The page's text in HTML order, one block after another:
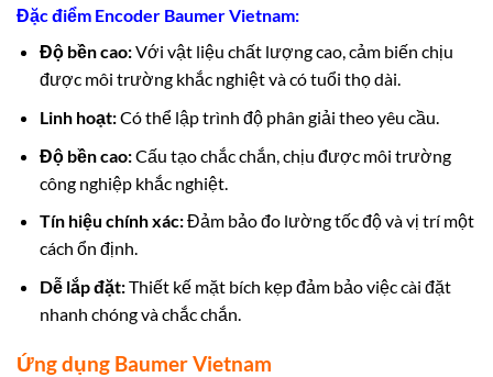
Đặc điểm Encoder Baumer Vietnam:
Độ bền cao:Với vật liệu chất lượng cao, cảm biến chịu
được môi trường khắc nghiệt và có tuổi thọ dài.
Linh hoạt:Có thể lập trình độ phân giải theo yêu cầu.
Độ bền cao:Cấu tạo chắc chắn, chịu được môi trường
công nghiệp khắc nghiệt.
Tín hiệu chính xác:Đảm bảo đo lường tốc độ và vị trí một
cách ổn định.
Dễ lắp đặt:Thiết kế mặt bích kẹp đảm bảo việc cài đặt
nhanh chóng và chắc chắn.
Ứng dụng Baumer Vietnam